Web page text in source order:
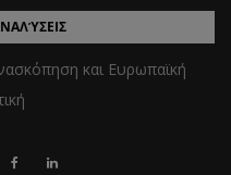
και Ευρωπαϊκή